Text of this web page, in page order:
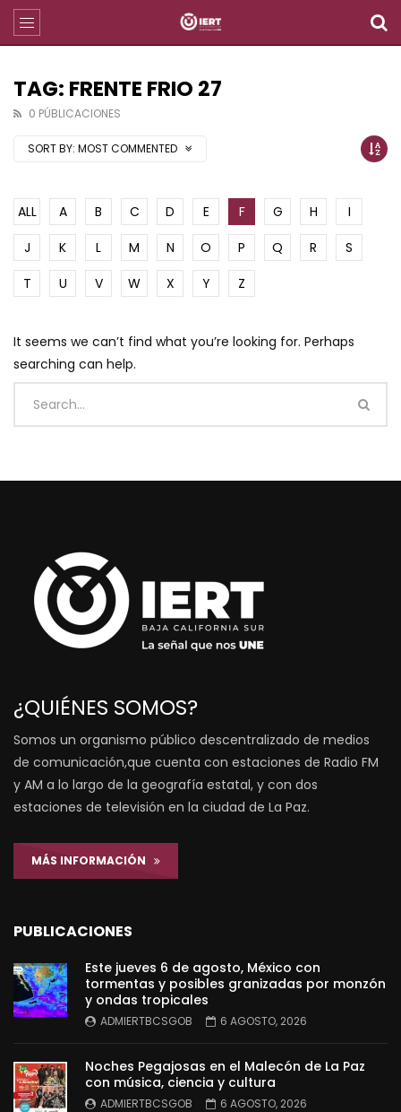
TAG: FRENTE FRIO 27
0 PÚBLICACIONES
SORT BY: MOST COMMENTED
ALL A B C D E F G H
I
J
K L M N O P Q R
S
T
U V W X Y Z
It seems we can’t find what you’re looking for. Perhaps
searching can help.
¿QUIÉNES SOMOS?
Somos un organismo público descentralizado de medios
de comunicación,que cuenta con estaciones de Radio FM
y AM a lo largo de la geografía estatal, y con dos
estaciones de televisión en la ciudad de La Paz.
MÁS INFORMACIÓN
PUBLICACIONES
Este jueves 6 de agosto, México con
tormentas y posibles granizadas por monzón
y ondas tropicales
ADMIERTBCSGOB 6 AGOSTO, 2026
Noches Pegajosas en el Malecón de La Paz
con música, ciencia y cultura
ADMIERTBCSGOB 6 AGOSTO, 2026